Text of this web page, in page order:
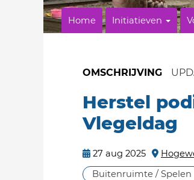
Home Initiatieven
OMSCHRIJVING
Herstel
Vlegeldag
27 aug 2025
Buitenruimte / Spelen